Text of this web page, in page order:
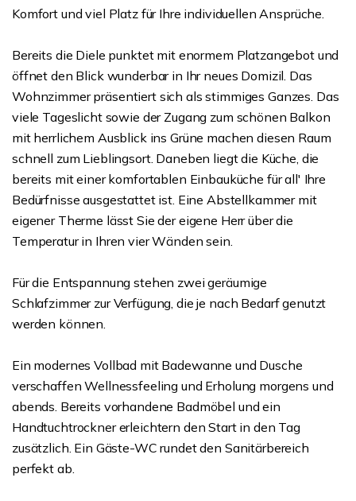
Komfort und viel Platz für Ihre individuellen Ansprüche.
Bereits die Diele punktet mit enormem Platzangebot und
öffnet den Blick wunderbar in Ihr neues Domizil. Das
Wohnzimmer präsentiert sich als stimmiges Ganzes. Das
viele Tageslicht sowie der Zugang zum schönen Balkon
mit herrlichem Ausblick ins Grüne machen diesen Raum
schnell zum Lieblingsort. Daneben liegt die Küche, die
bereits mit einer komfortablen Einbauküche für all' Ihre
Bedürfnisse ausgestattet ist. Eine Abstellkammer mit
eigener Therme lässt Sie der eigene Herr über die
Temperatur in Ihren vier Wänden sein.
Für die Entspannung stehen zwei geräumige
Schlafzimmer zur Verfügung, die je nach Bedarf genutzt
werden können.
Ein modernes Vollbad mit Badewanne und Dusche
verschaffen Wellnessfeeling und Erholung morgens und
abends. Bereits vorhandene Badmöbel und ein
Handtuchtrockner erleichtern den Start in den Tag
zusätzlich. Ein Gäste-WC rundet den Sanitärbereich
perfekt ab.